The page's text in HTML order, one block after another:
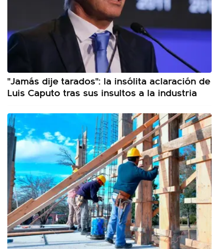
"Jamás dije tarados": la insólita aclaración de
Luis Caputo tras sus insultos a la industria